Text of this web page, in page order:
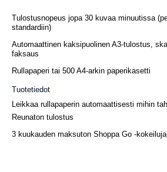
Tulostusnopeus jopa 30 kuvaa minuutissa
standardiin)
Automaattinen kaksipuolinen A3-tulostus,
faksaus
Rullapaperi tai 500 A4-arkin paperikasetti
Tuotetiedot
Leikkaa rullapaperin automaattisesti mihin
Reunaton tulostus
3 kuukauden maksuton Shoppa Go -